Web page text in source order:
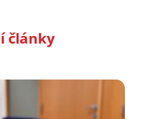
články